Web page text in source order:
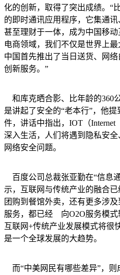
化的创新，取得了突出成绩。“
的即时通讯应用程序，它集通讯
甚至理财于一体，成为中国移
电商领域，我们不仅是世界上
中国首先推出了当日送货、网
创新服务。”
和库克晒合影、比年龄的360
是讲起了安全的“老本行”，他提
件，讲话中指出，IOT（
深入生活，人们将遇到隐私安
网络安全问题。
百度公司总裁张亚勤在“信息
示，互联网与传统产业的融合
团购到餐馆外卖，还有更多涉
服务，都已经 向O2O服务模式
互联网+传统产业发展模式将很
是一个全球发展的大趋势。
而“中美网民有哪些差异”，